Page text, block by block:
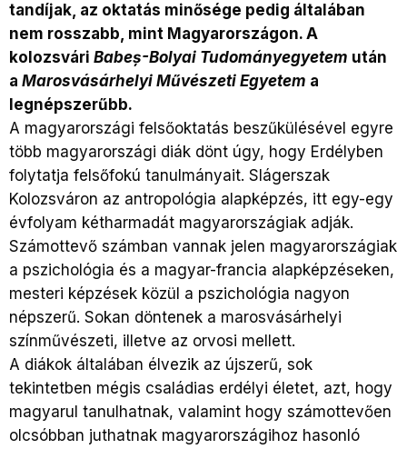
tandíjak, az oktatás minősége pedig általában
nem rosszabb, mint Magyarországon. A
kolozsvári Babeș-Bolyai Tudományegyetem után
a Marosvásárhelyi Művészeti Egyetem a
legnépszerűbb.
A magyarországi felsőoktatás beszűkülésével egyre
több magyarországi diák dönt úgy, hogy Erdélyben
folytatja felsőfokú tanulmányait. Slágerszak
Kolozsváron az antropológia alapképzés, itt egy-egy
évfolyam kétharmadát magyarországiak adják.
Számottevő számban vannak jelen magyarországiak
a pszichológia és a magyar-francia alapképzéseken,
mesteri képzések közül a pszichológia nagyon
népszerű. Sokan döntenek a marosvásárhelyi
színművészeti, illetve az orvosi mellett.
A diákok általában élvezik az újszerű, sok
tekintetben mégis családias erdélyi életet, azt, hogy
magyarul tanulhatnak, valamint hogy számottevően
olcsóbban juthatnak magyarországihoz hasonló